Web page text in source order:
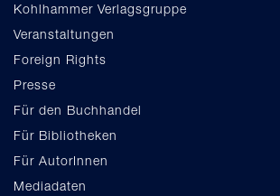
Kohlhammer Verlagsgruppe
Veranstaltungen
Foreign Rights
Presse
Für den Buchhandel
Für Bibliotheken
Für AutorInnen
Mediadaten